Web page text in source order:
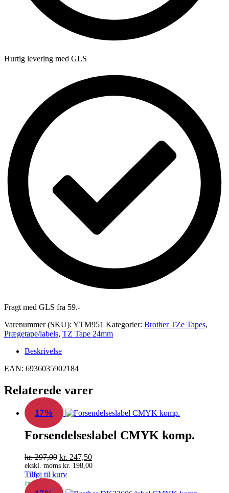
Hurtig levering med GLS
Fragt med GLS fra 59.-
Varenummer (SKU): YTM951 Kategorier: Brother TZe Tapes,
Prægetape/labels, TZ Tape 24mm
Beskrivelse
EAN: 6936035902184
Relaterede varer
17%
Forsendelseslabel CMYK komp.
kr.297,00 Den
oprindelige
pris
var:
kr. 247,50Den
aktuelle
ekskl. moms kr. 198,00
Tilføj til kurv
In Stock